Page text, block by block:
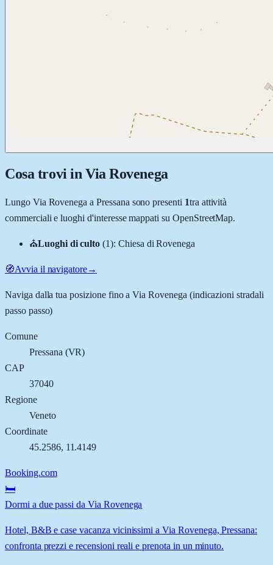
Cosa trovi in Via Rovenega
Lungo Via Rovenega aPressana sono presenti 1tra attività
commerciali e luoghi d'interesse mappati su OpenStreetMap.
⛪Luoghi di culto (1): Chiesa di Rovenega
🧭Avvia il navigatore→
Naviga dalla tua posizione fino aVia Rovenega (indicazioni stradali
passo passo)
Comune
Pressana (VR)
CAP
37040
Regione
Veneto
Coordinate
45.2586, 11.4149
Booking.com
🛏️
Dormi a due passi da Via Rovenega
Hotel, B&B e case vacanza vicinissimi a Via Rovenega, Pressana:
confronta prezzi e recensioni reali e prenota in un minuto.